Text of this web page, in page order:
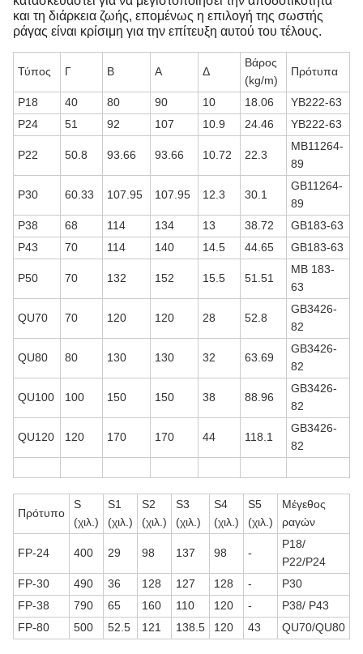
και τη διάρκεια ζωής, επομένως η επιλογή της σωστής
ράγας είναι κρίσιμη για την επίτευξη αυτού του τέλους.
Τύπος Γ Β Α Δ
Βάρος
(kg/m)
Πρότυπα
P18 40 80 90 10 18.06
YB222-63
P24
51 92 107 10.9 24.46 YB222-63
P22 50.8 93.66 93.66 10.72 22.3
ΜΒ11264-
89
P30 60.33 107.95 107.95 12.3 30.1
GB11264-
89
P38
68 114 134 13 38.72
GB183-63
P43
70 114 140 14.5 44.65 GB183-63
P50 70 132 152 15.5 51.51
ΜΒ 183-
63
QU70 70 120 120 28 52.8
GB3426-
82
QU80 80 130 130 32 63.69
GB3426-
82
QU100 100 150 150 38 88.96
GB3426-
82
QU120 120 170 170 44 118.1
GB3426-
82
Πρότυπο
S
(χιλ.)
S1
(χιλ.)
S2
(χιλ.)
S3
(χιλ.)
S4
(χιλ.)
S5
(χιλ.)
Μέγεθος
ραγών
FP-24 400 29 98 137 98 -
P18/
P22/P24
FP-30
490 36 128 127 128 -
P30
FP-38
790 65 160 110 120 -
P38/ P43
FP-80
500 52.5 121 138.5 120 43 QU70/QU80